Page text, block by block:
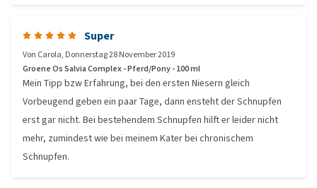
Super
Von Carola, Donnerstag 28 November 2019
Groene Os Salvia Complex - Pferd/Pony - 100 ml
Mein Tipp bzw Erfahrung, bei den ersten Niesern gleich
Vorbeugend geben ein paar Tage, dann ensteht der Schnupfen
erst gar nicht. Bei bestehendem Schnupfen hilft er leider nicht
mehr, zumindest wie bei meinem Kater bei chronischem
Schnupfen.